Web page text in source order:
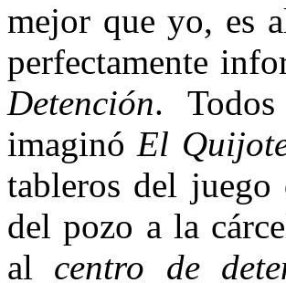
mejor que yo, es
perfectamente
Detención.
imaginóEl
tableros del
del pozo a la
al centro de